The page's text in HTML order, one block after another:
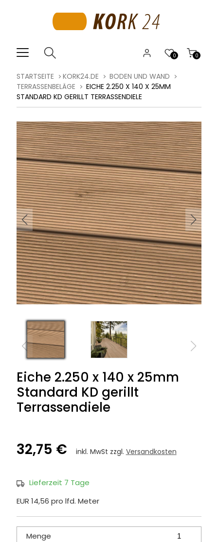
0
0
STARTSEITE KORK24.DE
BODEN UND WAND
TERRASSENBELÄGE
EICHE 2.250 X 140 X 25MM
STANDARD KD GERILLT TERRASSENDIELE
Eiche 2.250 x 140 x 25mm
Standard KD gerillt
Terrassendiele
32,75 € inkl. MwSt zzgl. Versandkosten
Lieferzeit 7 Tage
EUR 14,56 pro lfd. Meter
Menge